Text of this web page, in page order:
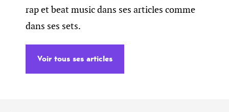
rap et beat music dans ses articles comme
dans ses sets.
Voir tous ses articles